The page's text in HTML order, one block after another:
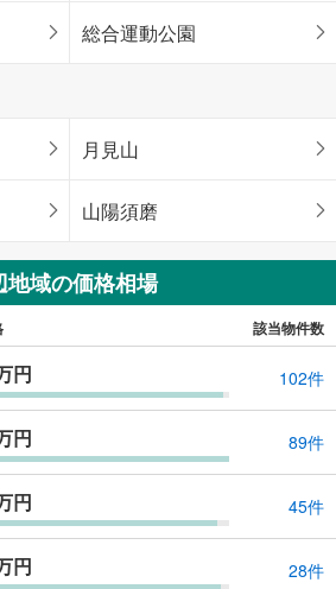
総合運動公園
月見山
山陽須磨
域の価格相場
該当物件数
円 102件
円 89件
円 45件
円 28件